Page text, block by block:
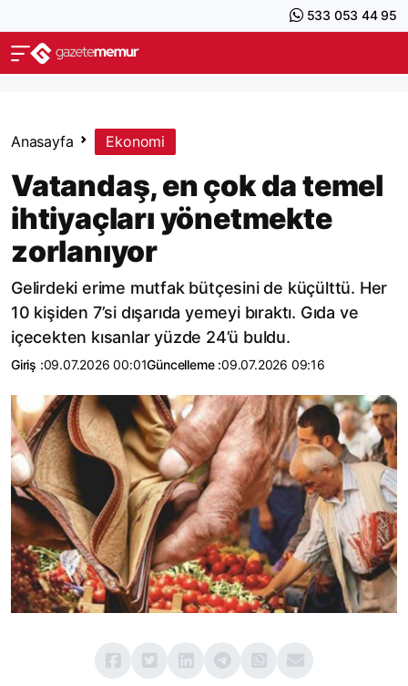
533 053 44 95
Anasayfa Ekonomi
Vatandaş, en çok da temel
ihtiyaçları yönetmekte
zorlanıyor
Gelirdeki erime mutfak bütçesini de küçülttü. Her
10 kişiden 7’si dışarıda yemeyi bıraktı. Gıda ve
içecekten kısanlar yüzde 24’ü buldu.
Giriş :09.07.2026 00:01Güncelleme :09.07.2026 09:16